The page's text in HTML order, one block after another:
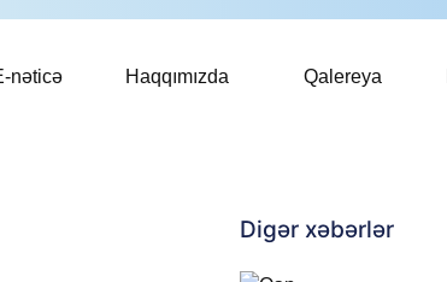
nəticə Haqqımızda Qalereya
Digər xəbərlər